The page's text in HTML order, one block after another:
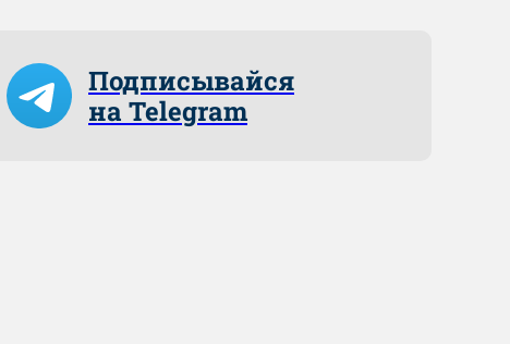
Подписывайся
на Telegram